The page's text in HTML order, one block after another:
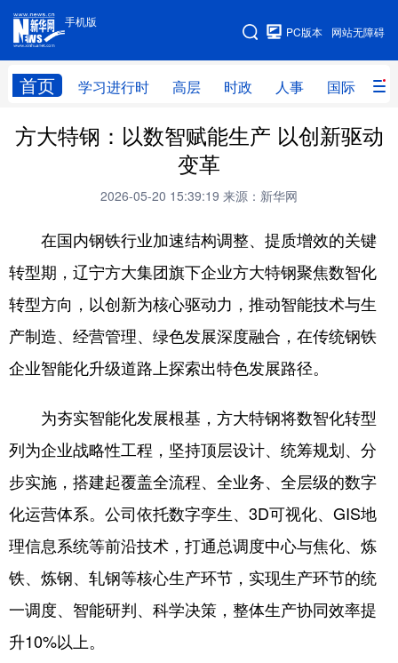
手机版
网站无障碍
PC版本
首页 学习进行时 高层 时政 人事 国际 财
手机版
网站地图
学习进行时 高层 时政 人事
全球连线
科技 科创 量子 体育
文化 书画 健康 军事
法律 中央文件 金融
学术中国 银龄 溯源中国
旅游
彩票 娱乐 时尚 悦读
公益 一带一路 亚太网 上市公司
文化产业
地方频道
方大特钢：以数智赋能生产 以创新驱动
变革
2026-05-20 15:39:19 来源：新华网
在国内钢铁行业加速结构调整、提质增效的关键
转型期，辽宁方大集团旗下企业方大特钢聚焦数智化
转型方向，以创新为核心驱动力，推动智能技术与生
产制造、经营管理、绿色发展深度融合，在传统钢铁
企业智能化升级道路上探索出特色发展路径。
为夯实智能化发展根基，方大特钢将数智化转型
列为企业战略性工程，坚持顶层设计、统筹规划、分
步实施，搭建起覆盖全流程、全业务、全层级的数字
化运营体系。公司依托数字孪生、3D可视化、GIS地
理信息系统等前沿技术，打通总调度中心与焦化、炼
铁、炼钢、轧钢等核心生产环节，实现生产环节的统
一调度、智能研判、科学决策，整体生产协同效率提
升10%以上。